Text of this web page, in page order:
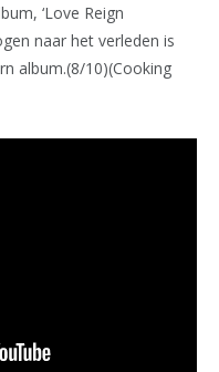
‘Love Reign
naar het verleden is
album.(8/10)(Cooking